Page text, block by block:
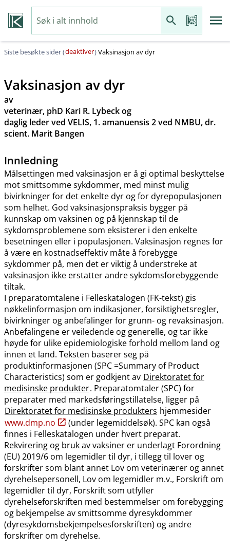
Siste besøkte sider (deaktiver)Vaksinasjon av dyr
Vaksinasjon av dyr
av
veterinær, phD Kari R. Lybeck og
daglig leder ved VELIS, 1. amanuensis 2 ved NMBU, dr.
scient. Marit Bangen
Innledning
Målsettingen med vaksinasjon er å gi optimal beskyttelse
mot smittsomme sykdommer, med minst mulig
bivirkninger for det enkelte dyr og for dyrepopulasjonen
som helhet. God vaksinasjonspraksis bygger på
kunnskap om vaksinen og på kjennskap til de
sykdomsproblemene som eksisterer i den enkelte
besetningen eller i populasjonen. Vaksinasjon regnes for
å være en kostnadseffektiv måte å forebygge
sykdommer på, men det er viktig å understreke at
vaksinasjon ikke erstatter andre sykdomsforebyggende
tiltak.
I preparatomtalene i Felleskatalogen (FK-tekst) gis
nøkkelinformasjon om indikasjoner, forsiktighetsregler,
bivirkninger og anbefalinger for grunn- og revaksinasjon.
Anbefalingene er veiledende og generelle, og tar ikke
høyde for ulike epidemiologiske forhold mellom land og
innen et land. Teksten baserer seg på
produktinformasjonen (SPC =Summary of Product
Characteristics) som er godkjent av Direktoratet for
medisinske produkter. Preparatomtaler (SPC) for
preparater med markedsføringstillatelse, ligger på
Direktoratet for medisinske produkters hjemmesider
www.dmp.no
(under legemiddelsøk). SPC kan også
finnes i Felleskatalogen under hvert preparat.
Rekvirering og bruk av vaksiner er underlagt Forordning
(EU) 2019/6 om legemidler til dyr, i tillegg til lover og
forskrifter som blant annet Lov om veterinærer og annet
dyrehelsepersonell, Lov om legemidler m.v., Forskrift om
legemidler til dyr, Forskrift som utfyller
dyrehelseforskriften med bestemmelser om forebygging
og bekjempelse av smittsomme dyresykdommer
(dyresykdomsbekjempelsesforskriften) og andre
forskrifter om dyrehelse.